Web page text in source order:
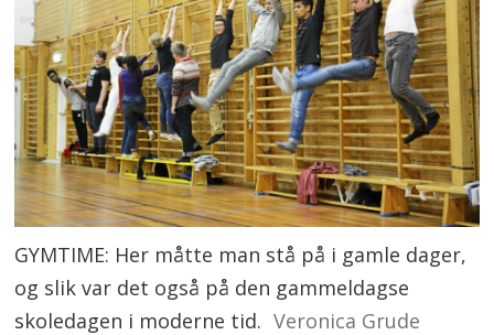
GYMTIME: Her måtte man stå på i gamle dager,
og slik var det også på den gammeldagse
skoledagen i moderne tid. Veronica Grude